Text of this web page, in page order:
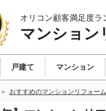
オリコン顧客満足度ラ
マンション
戸建て マンション
おすすめのマンションリフォー